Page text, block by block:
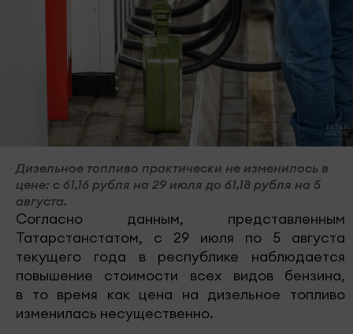
Дизельное топливо практически не изменилось в
цене: с 61,16 рубля на 29 июля до 61,18 рубля на 5
августа.
Согласно данным, представленным
Татарстанстатом, с 29 июля по 5 августа
текущего года в республике наблюдается
повышение стоимости всех видов бензина,
в то время как цена на дизельное топливо
изменилась несущественно.